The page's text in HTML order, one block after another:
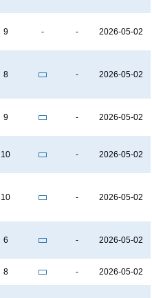
9 - - 2026-05-02
8 - 2026-05-02
9 - 2026-05-02
10 - 2026-05-02
10 - 2026-05-02
6 - 2026-05-02
8 - 2026-05-02